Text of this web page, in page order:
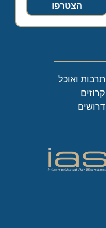
הצטרפו
תרבות ואוכל
קרוזים
דרושים